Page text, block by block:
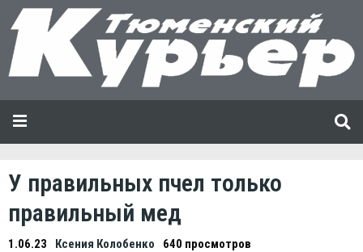
У правильных пчел только
правильный мед
1.06.23 Ксения Колобенко 640 просмотров